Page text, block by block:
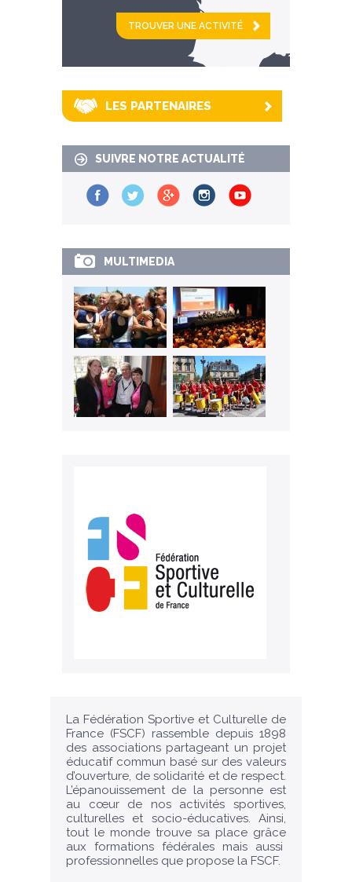
et
km alentour
LES PARTENAIRES
SUIVRE NOTRE ACTUALITÉ
MULTIMEDIA
La Fédération Sportive et Culturelle de
France (FSCF) rassemble depuis 1898
des associations partageant un projet
éducatif commun basé sur des valeurs
d’ouverture, de solidarité et de respect.
L’épanouissement de la personne est
au cœur de nos activités sportives,
culturelles et socio-éducatives. Ainsi,
tout le monde trouve sa place grâce
aux formations fédérales mais aussi
professionnelles que propose la FSCF.